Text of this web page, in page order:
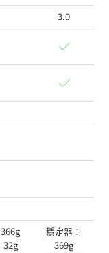
3.0
32g
穩定器：
369g